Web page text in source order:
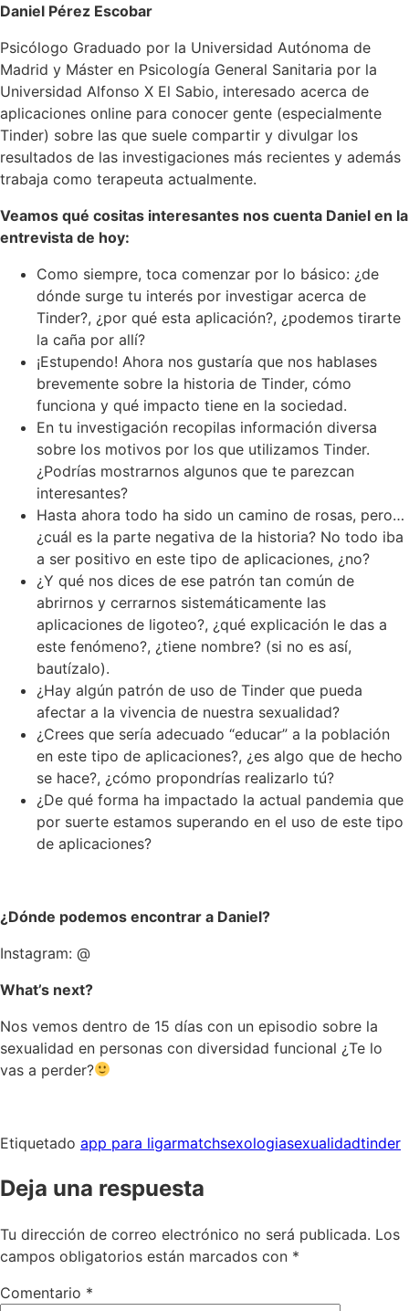
Daniel Pérez Escobar
Psicólogo Graduado por la Universidad Autónoma de
Madrid y Máster en Psicología General Sanitaria por la
Universidad Alfonso X El Sabio, interesado acerca de
aplicaciones online para conocer gente (especialmente
Tinder) sobre las que suele compartir y divulgar los
resultados de las investigaciones más recientes y además
trabaja como terapeuta actualmente.
Veamos qué cositas interesantes nos cuenta Daniel en la
entrevista de hoy:
Como siempre, toca comenzar por lo básico: ¿de
dónde surge tu interés por investigar acerca de
Tinder?, ¿por qué esta aplicación?, ¿podemos tirarte
la caña por allí?
¡Estupendo! Ahora nos gustaría que nos hablases
brevemente sobre la historia de Tinder, cómo
funciona y qué impacto tiene en la sociedad.
En tu investigación recopilas información diversa
sobre los motivos por los que utilizamos Tinder.
¿Podrías mostrarnos algunos que te parezcan
interesantes?
Hasta ahora todo ha sido un camino de rosas, pero…
¿cuál es la parte negativa de la historia? No todo iba
a ser positivo en este tipo de aplicaciones, ¿no?
¿Y qué nos dices de ese patrón tan común de
abrirnos y cerrarnos sistemáticamente las
aplicaciones de ligoteo?, ¿qué explicación le das a
este fenómeno?, ¿tiene nombre? (si no es así,
bautízalo).
¿Hay algún patrón de uso de Tinder que pueda
afectar a la vivencia de nuestra sexualidad?
¿Crees que sería adecuado “educar” a la población
en este tipo de aplicaciones?, ¿es algo que de hecho
se hace?, ¿cómo propondrías realizarlo tú?
¿De qué forma ha impactado la actual pandemia que
por suerte estamos superando en el uso de este tipo
de aplicaciones?
¿Dónde podemos encontrar a Daniel?
Instagram: @
What’s next?
Nos vemos dentro de 15 días con un episodio sobre la
sexualidad en personas con diversidad funcional ¿Te lo
vas a perder?
Etiquetado app para ligarmatchsexologiasexualidadtinder
Deja una respuesta
Tu dirección de correo electrónico no será publicada. Los
campos obligatorios están marcados con *
Comentario *